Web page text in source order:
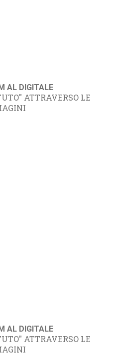
AL DIGITALE
ATTRAVERSO LE
AL DIGITALE
ATTRAVERSO LE